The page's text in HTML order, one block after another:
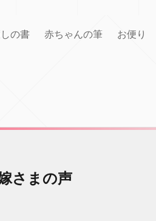
の書 赤ちゃんの筆 お便り
さまの声